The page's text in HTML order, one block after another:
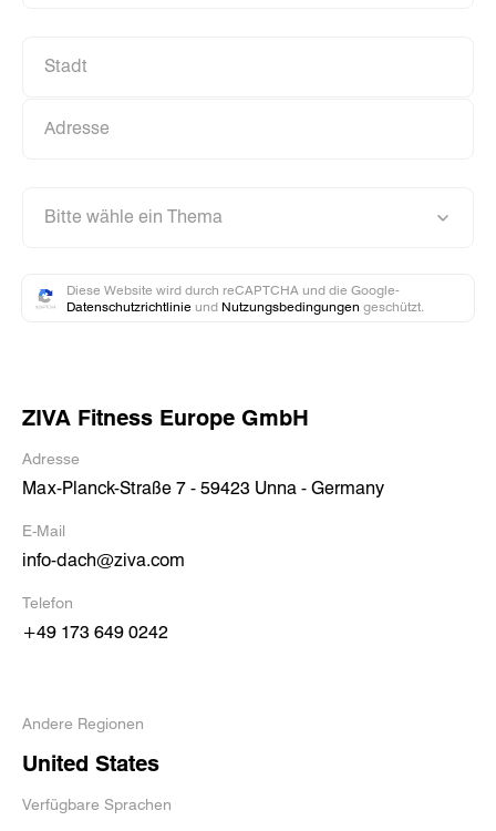
ZIVA Fitness Europe GmbH
Adresse
Max-Planck-Straße 7 - 59423 Unna - Germany
E-Mail
info-dach@ziva.com
Telefon
+49 173 649 0242
Andere Regionen
United States
Verfügbare Sprachen
Stadt
Adresse
Bitte wähle ein Thema
Diese Website wird durch reCAPTCHA und die Google-
Datenschutzrichtlinie und Nutzungsbedingungen geschützt.